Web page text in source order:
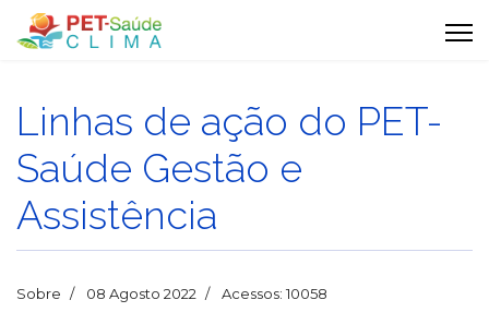
Linhas de ação do PET-
Saúde Gestão e
Assistência
Sobre 08 Agosto 2022 Acessos: 10058